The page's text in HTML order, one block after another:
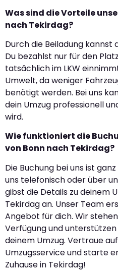
Was sind die Vorteile
nach Tekirdag?
Durch die Beiladung kannst
Du bezahlst nur für den
tatsächlich im LKW
Umwelt, da weniger
benötigt werden. Bei uns
dein Umzug professionell
wird.
Wie funktioniert die
von Bonn nach Tekirdag?
Die Buchung bei uns ist
uns telefonisch oder über
gibst die Details zu deinem
Tekirdag an. Unser Team
Angebot für dich. Wir
Verfügung und
deinem Umzug. Vertraue
Umzugsservice und starte
Zuhause in Tekirdag!